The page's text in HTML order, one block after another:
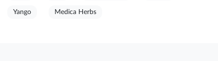
Yango Medica Herbs